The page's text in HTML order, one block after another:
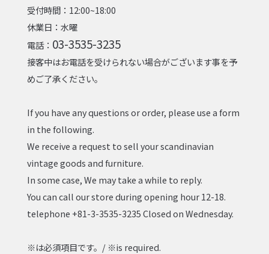
受付時間：12:00~18:00
休業日：水曜
電話： 03-3535-3235
接客中はお電話を受けられない場合がございます事を予
めご了承ください。
If you have any questions or order, please use a form
in the following.
We receive a request to sell your scandinavian
vintage goods and furniture.
In some case, We may take a while to reply.
You can call our store during opening hour 12-18.
telephone +81-3-3535-3235 Closed on Wednesday.
※は必須項目です。/ ※is required.